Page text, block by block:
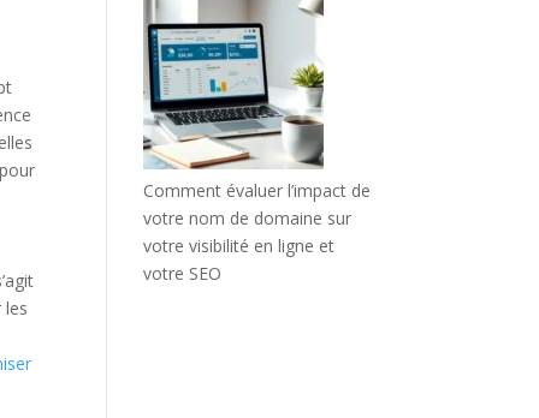
les
Comment évaluer l’impact de
votre nom de domaine sur
votre visibilité en ligne et
votre SEO